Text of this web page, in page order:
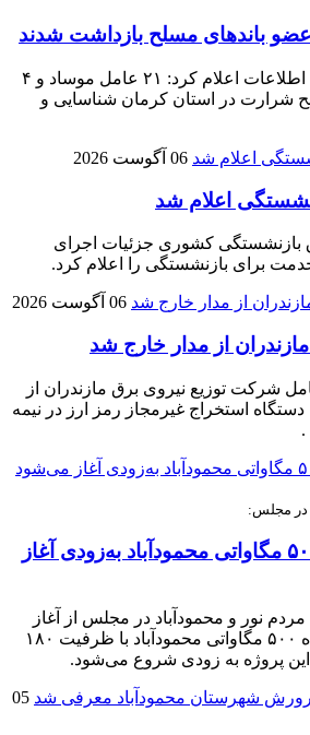
محمودآباد آنلاین : وزارت اطلاعات اعلام کرد: ۲۱ عامل موساد و ۴
شرارت در استان کرمان شناسایی و
06 آگوست 2026
اعلام شد
بازنشستگی کشوری جزئیات اجرای
برای بازنشستگی را اعلام کرد.
06 آگوست 2026
شرکت توزیع نیروی برق مازندران از
شناسایی و جمع‌آوری ۱۹ دستگاه استخراج غیرمجاز رمز ارز در نیمه
.
در مجلس:
فاز نخست نیروگاه ۵۰۰ مگاواتی محمودآباد به‌زودی آغاز
مردم نور و محمودآباد در مجلس از آغاز
اجرای فاز نخست نیروگاه ۵۰۰ مگاواتی محمودآباد با ظرفیت ۱۸۰
پروژه به زودی شروع می‌شود.
05